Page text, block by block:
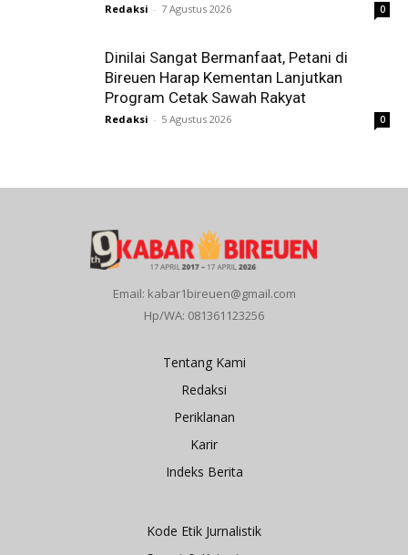
Redaksi - 7 Agustus 2026 0
Dinilai Sangat Bermanfaat, Petani di
Bireuen Harap Kementan Lanjutkan
Program Cetak Sawah Rakyat
Redaksi - 5 Agustus 2026 0
Email: kabar1bireuen@gmail.com
Hp/WA: 081361123256
Tentang Kami
Redaksi
Periklanan
Karir
Indeks Berita
Kode Etik Jurnalistik